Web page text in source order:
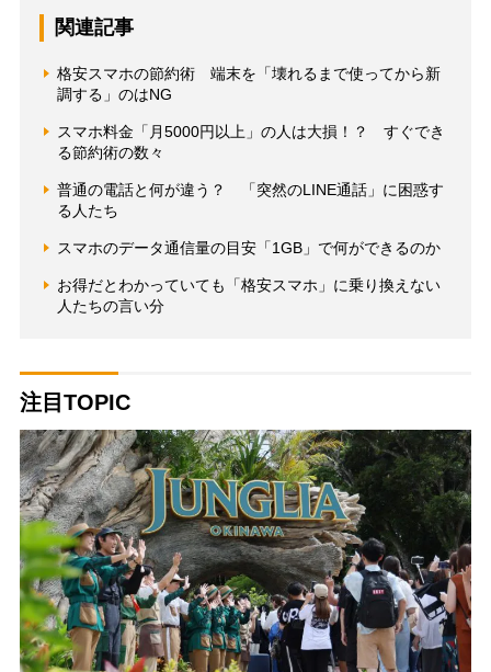
関連記事
格安スマホの節約術 端末を「壊れるまで使ってから新
調する」のはNG
スマホ料金「月5000円以上」の人は大損！？ すぐでき
る節約術の数々
普通の電話と何が違う？ 「突然のLINE通話」に困惑す
る人たち
スマホのデータ通信量の目安「1GB」で何ができるのか
お得だとわかっていても「格安スマホ」に乗り換えない
人たちの言い分
注目TOPIC